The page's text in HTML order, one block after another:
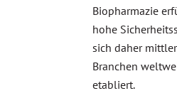
Biopharmazie
hohe
sich daher
Branchen
etabliert.